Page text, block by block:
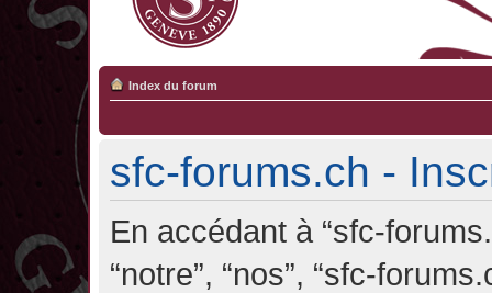
Index du forum
sfc-forums.ch -
En accédant à “sfc-
“notre”, “nos”, “sfc-